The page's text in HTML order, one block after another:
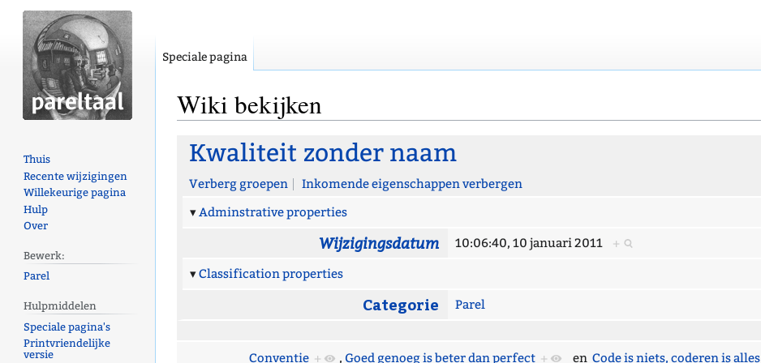
Wiki bekijken
Naar
navigatie
springen
Naar
zoeken
springen
Kwaliteit zonder naam
Verberg groepen
Inkomende eigenschappen verbergen
Adminstrative properties
Wijzigingsdatum 10:06:40, 10 januari 2011 +
Classification properties
Categorie Parel
Conventie + , Goed genoeg is beter dan perfect + en Code is niets, coderen is alles
Speciale pagina
Thuis
Recente wijzigingen
Willekeurige pagina
Hulp
Over
Bewerk:
Parel
Hulpmiddelen
Speciale pagina's
Printvriendelijke
versie